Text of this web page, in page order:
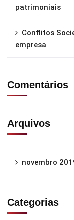
patrimoniais
Conflitos
empresa
Comentários
Arquivos
novembro
Categorias